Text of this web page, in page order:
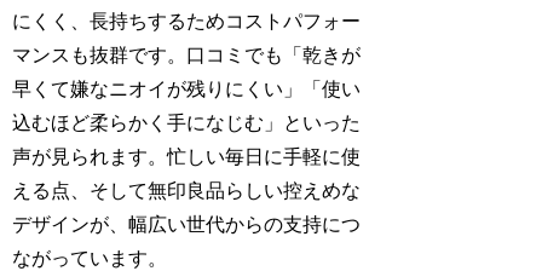
にくく、長持ちするためコストパフォー
マンスも抜群です。口コミでも「乾きが
早くて嫌なニオイが残りにくい」「使い
込むほど柔らかく手になじむ」といった
声が見られます。忙しい毎日に手軽に使
える点、そして無印良品らしい控えめな
デザインが、幅広い世代からの支持につ
ながっています。